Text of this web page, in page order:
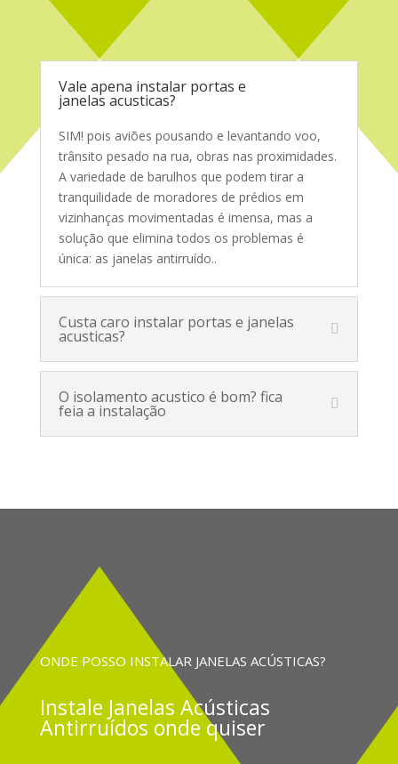
Service Glass
Vale apena instalar portas e
janelas acusticas?
SIM! pois aviões pousando e levantando voo,
trânsito pesado na rua, obras nas proximidades.
A variedade de barulhos que podem tirar a
tranquilidade de moradores de prédios em
vizinhanças movimentadas é imensa, mas a
solução que elimina todos os problemas é
única: as janelas antirruído..
Custa caro instalar portas e janelas
acusticas?
O isolamento acustico é bom? fica
feia a instalação
ONDE POSSO INSTALAR JANELAS ACÚSTICAS?
Instale Janelas Acústicas
Antirruídos onde quiser